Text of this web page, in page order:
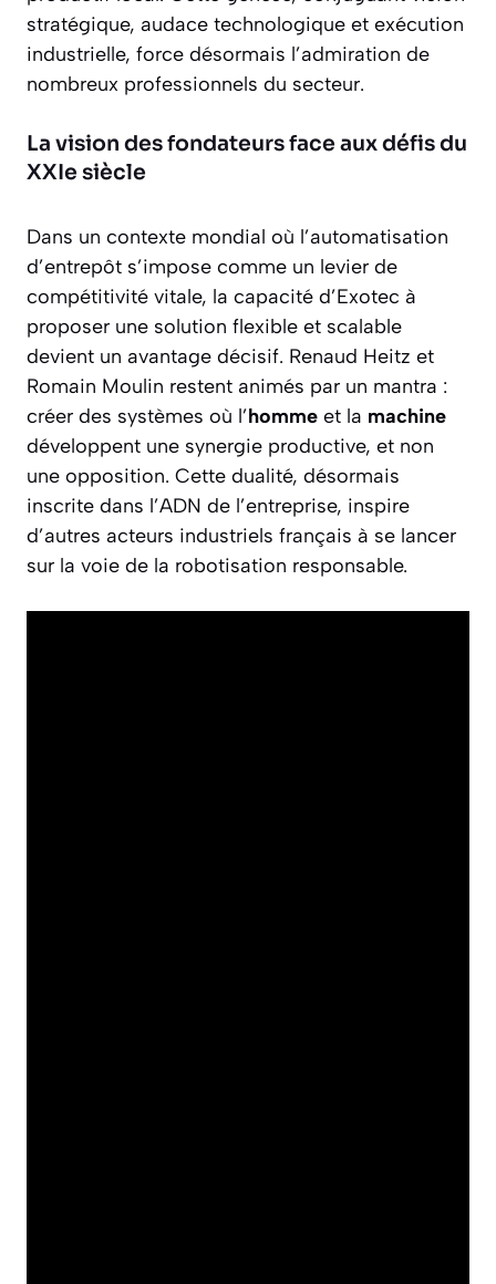
stratégique, audace technologique et exécution
industrielle, force désormais l’admiration de
nombreux professionnels du secteur.
La vision des fondateurs face aux défis du
XXIe siècle
Dans un contexte mondial où l’automatisation
d’entrepôt s’impose comme un levier de
compétitivité vitale, la capacité d’Exotec à
proposer une solution flexible et scalable
devient un avantage décisif. Renaud Heitz et
Romain Moulin restent animés par un mantra :
créer des systèmes où l’homme et la machine
développent une synergie productive, et non
une opposition. Cette dualité, désormais
inscrite dans l’ADN de l’entreprise, inspire
d’autres acteurs industriels français à se lancer
sur la voie de la robotisation responsable.